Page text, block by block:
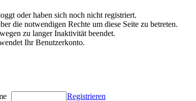
oder haben sich noch nicht registriert.
die notwendigen Rechte um diese Seite zu betreten.
zu langer Inaktivität beendet.
Ihr Benutzerkonto.
Registrieren